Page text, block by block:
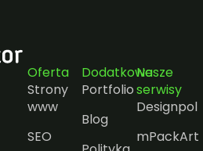
Oferta
Strony
www
SEO
Dodatkowe
Portfolio
Blog
Nasze
serwisy
Designpol
mPackArt